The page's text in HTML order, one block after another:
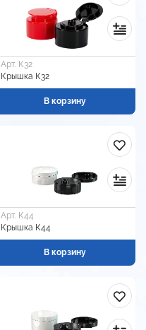
Арт. К32
Крышка К32
В корзину
Арт. К44
Крышка К44
В корзину